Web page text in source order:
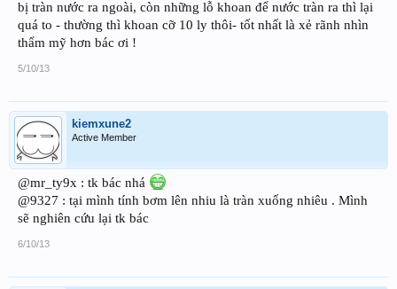
bị tràn nước ra ngoài, còn những lỗ khoan để nước tràn ra thì lại
quá to - thường thì khoan cỡ 10 ly thôi- tốt nhất là xẻ rãnh nhìn
thẩm mỹ hơn bác ơi !
5/10/13
kiemxune2
Active Member
@mr_ty9x : tk bác nhá
@9327 : tại mình tính bơm lên nhiu là tràn xuống nhiêu . Mình
sẽ nghiên cứu lại tk bác
6/10/13